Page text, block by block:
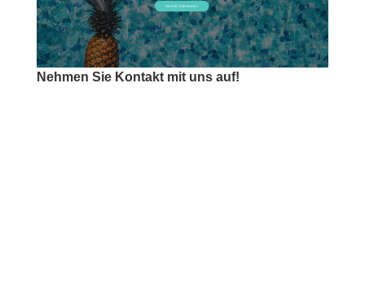
Nehmen Sie Kontakt mit uns auf!